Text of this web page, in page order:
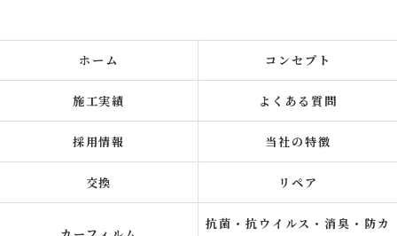
ホーム コンセプト
施工実績 よくある質問
採用情報 当社の特徴
交換 リペア
抗菌・抗ウイルス・消臭・防カ